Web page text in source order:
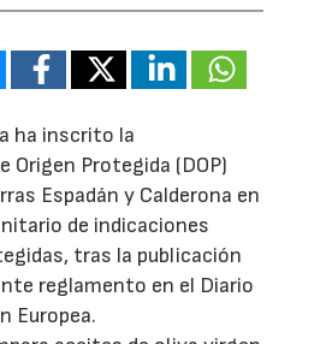
ha inscrito la
Origen Protegida (DOP)
Espadán y Calderona en
de indicaciones
tras la publicación
reglamento en el Diario
Europea.